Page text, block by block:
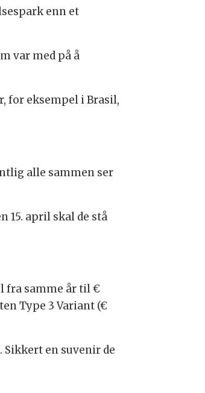
enn et
var med på å
for eksempel i Brasil,
alle sammen ser
april skal de stå
fra samme år til €
Type 3 Variant (€
Sikkert en suvenir de